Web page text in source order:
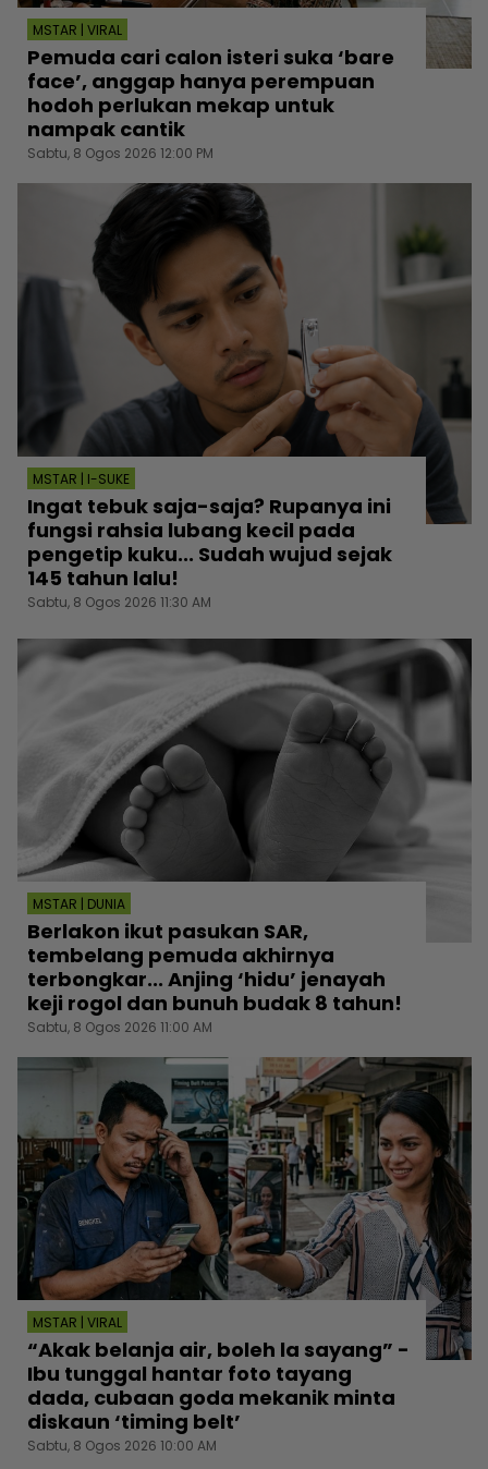
MSTAR | VIRAL
Pemuda cari calon isteri suka ‘bare
face’, anggap hanya perempuan
hodoh perlukan mekap untuk
nampak cantik
Sabtu, 8 Ogos 2026 12:00 PM
MSTAR | I-SUKE
Ingat tebuk saja-saja? Rupanya ini
fungsi rahsia lubang kecil pada
pengetip kuku... Sudah wujud sejak
145 tahun lalu!
Sabtu, 8 Ogos 2026 11:30 AM
MSTAR | DUNIA
Berlakon ikut pasukan SAR,
tembelang pemuda akhirnya
terbongkar... Anjing ‘hidu’ jenayah
keji rogol dan bunuh budak 8 tahun!
Sabtu, 8 Ogos 2026 11:00 AM
MSTAR | VIRAL
“Akak belanja air, boleh la sayang” -
Ibu tunggal hantar foto tayang
dada, cubaan goda mekanik minta
diskaun ‘timing belt’
Sabtu, 8 Ogos 2026 10:00 AM